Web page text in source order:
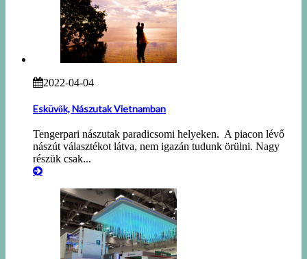
2022-04-04
Esküvők, Nászutak Vietnamban
Tengerpari nászutak paradicsomi helyeken. A piacon lévő
nászút választékot látva, nem igazán tudunk örülni. Nagy
részük csak...